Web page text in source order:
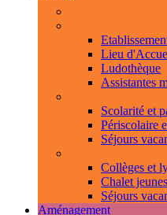
Lieu
Ludothèque
Assistantes
Scolarité et
Périscolaire
Séjours
Collèges et
Chalet
Séjours
Aménagement